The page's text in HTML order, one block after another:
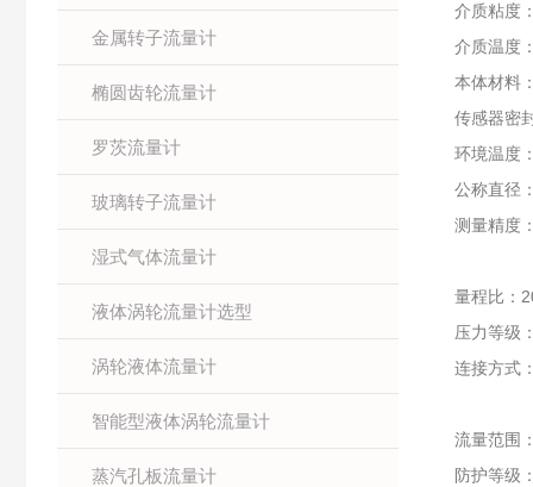
金属转子流量计
椭圆齿轮流量计
罗茨流量计
玻璃转子流量计
湿式气体流量计
液体涡轮流量计选型
涡轮液体流量计
智能型液体涡轮流量计
蒸汽孔板流量计
介质粘度
介质温
本体材料
传感器密
环境温度
公称直径
测量精度
量程比：
压力等级
连接方式
流量范围
防护等级